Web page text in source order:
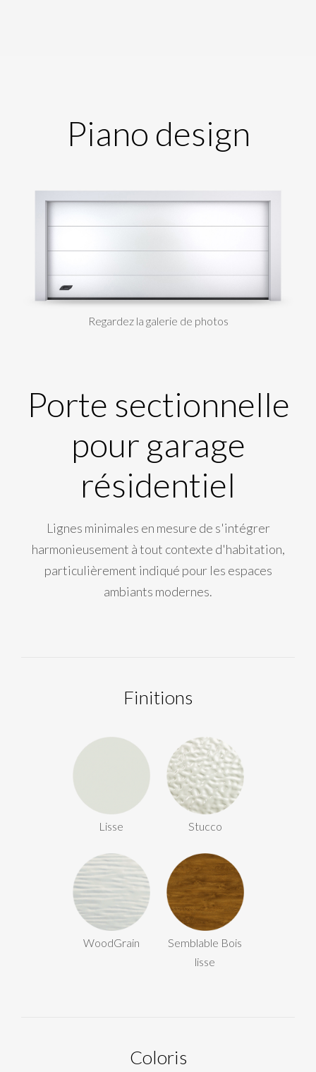
Piano design
Regardez la galerie de photos
Porte sectionnelle
pour garage
résidentiel
Lignes minimales en mesure de s'intégrer
harmonieusement à tout contexte d'habitation,
particulièrement indiqué pour les espaces
ambiants modernes.
Finitions
Lisse Stucco
WoodGrain
Semblable Bois
lisse
Coloris